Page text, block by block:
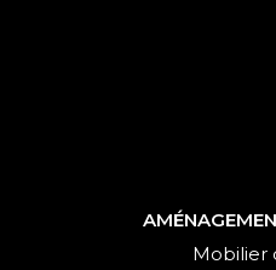
Mobilier